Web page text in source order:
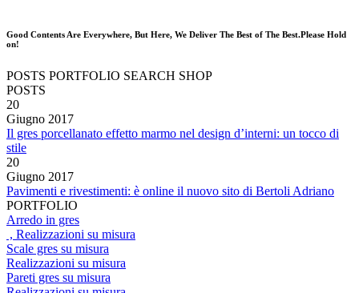
Good Contents Are Everywhere, But Here, We Deliver The Best of The Best.Please Hold
on!
POSTS PORTFOLIO SEARCH SHOP
POSTS
20
Giugno 2017
Il gres porcellanato effetto marmo nel design d’interni: un tocco di
stile
20
Giugno 2017
Pavimenti e rivestimenti: è online il nuovo sito di Bertoli Adriano
PORTFOLIO
Arredo in gres
, Realizzazioni su misura
Scale gres su misura
Realizzazioni su misura
Pareti gres su misura